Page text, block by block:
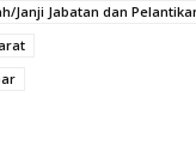
Janji Jabatan dan